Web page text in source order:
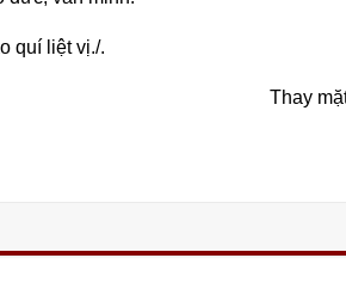
quí liệt vị./.
Thay